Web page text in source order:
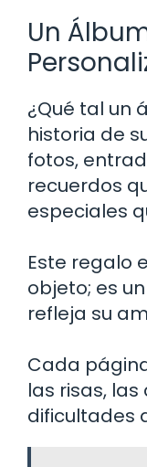
Un
¿Qué tal un
historia de
fotos,
recuerdos
especiales
Este regalo
objeto; es
refleja su
Cada
las risas,
dificultades